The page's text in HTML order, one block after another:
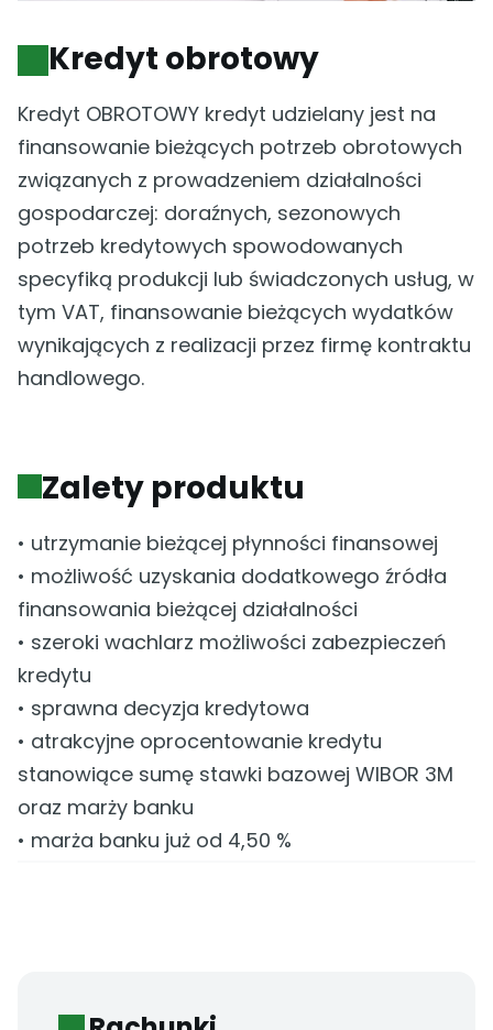
Kredyt obrotowy
Kredyt OBROTOWY kredyt udzielany jest na
finansowanie bieżących potrzeb obrotowych
związanych z prowadzeniem działalności
gospodarczej: doraźnych, sezonowych
potrzeb kredytowych spowodowanych
specyfiką produkcji lub świadczonych usług, w
tym VAT, finansowanie bieżących wydatków
wynikających z realizacji przez firmę kontraktu
handlowego.
Zalety produktu
• utrzymanie bieżącej płynności finansowej
• możliwość uzyskania dodatkowego źródła
finansowania bieżącej działalności
• szeroki wachlarz możliwości zabezpieczeń
kredytu
• sprawna decyzja kredytowa
• atrakcyjne oprocentowanie kredytu
stanowiące sumę stawki bazowej WIBOR 3M
oraz marży banku
• marża banku już od 4,50 %